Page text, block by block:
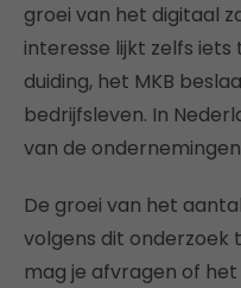
groei van het digitaal
interesse lijkt zelfs
duiding, het MKB
bedrijfsleven. In
van de
De groei van het
volgens dit onderzoek
mag je afvragen of